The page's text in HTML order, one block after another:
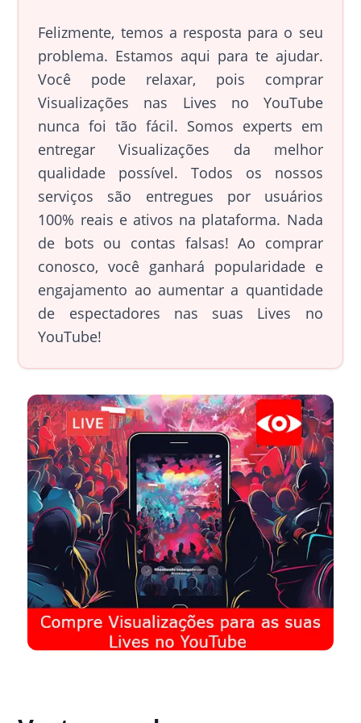
Felizmente, temos a resposta para o seu
problema. Estamos aqui para te ajudar.
Você pode relaxar, pois comprar
Visualizações nas Lives no YouTube
nunca foi tão fácil. Somos experts em
entregar Visualizações da melhor
qualidade possível. Todos os nossos
serviços são entregues por usuários
100% reais e ativos na plataforma. Nada
de bots ou contas falsas! Ao comprar
conosco, você ganhará popularidade e
engajamento ao aumentar a quantidade
de espectadores nas suas Lives no
YouTube!